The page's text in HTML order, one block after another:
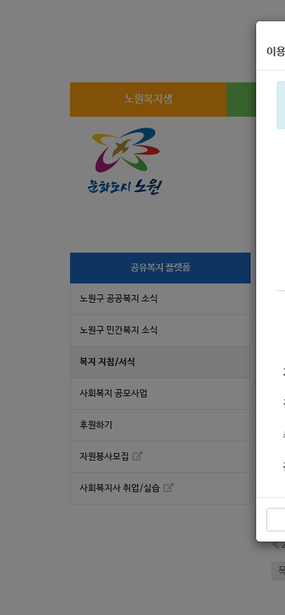
노원복지샘
이
공유복지 플랫폼
노원구 공공복지 소식
노원구 민간복지 소식
복지 지침/서식
사회복지 공모사업
후원하기
자원봉사모집
사회복지사 취업/실습
«